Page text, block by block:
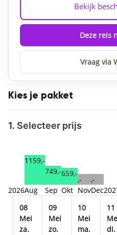
Bekijk
Deze reis
Vraag via
Kies je pakket
1. Selecteer prijs
2026
1159,-
Aug
749,-
Sep
659,-
Okt
,-
Nov
,-
Dec
08
Mei
za.
09
Mei
zo.
10
Mei
ma.
11
di.